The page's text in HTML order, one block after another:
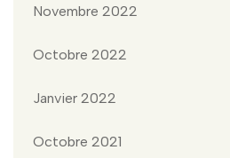
Novembre 2022
Octobre 2022
Janvier 2022
Octobre 2021